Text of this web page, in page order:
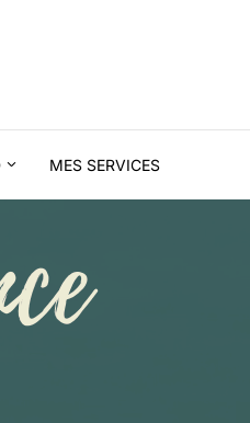
MES SERVICES